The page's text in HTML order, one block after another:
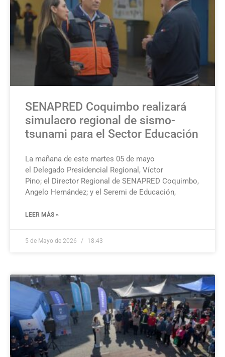
SENAPRED Coquimbo realizará
simulacro regional de sismo-
tsunami para el Sector Educación
La mañana de este martes 05 de mayo
el Delegado Presidencial Regional, Víctor
Pino; el Director Regional de SENAPRED Coquimbo,
Angelo Hernández; y el Seremi de Educación,
LEER MÁS »
5 de Mayo de 2026 18:43